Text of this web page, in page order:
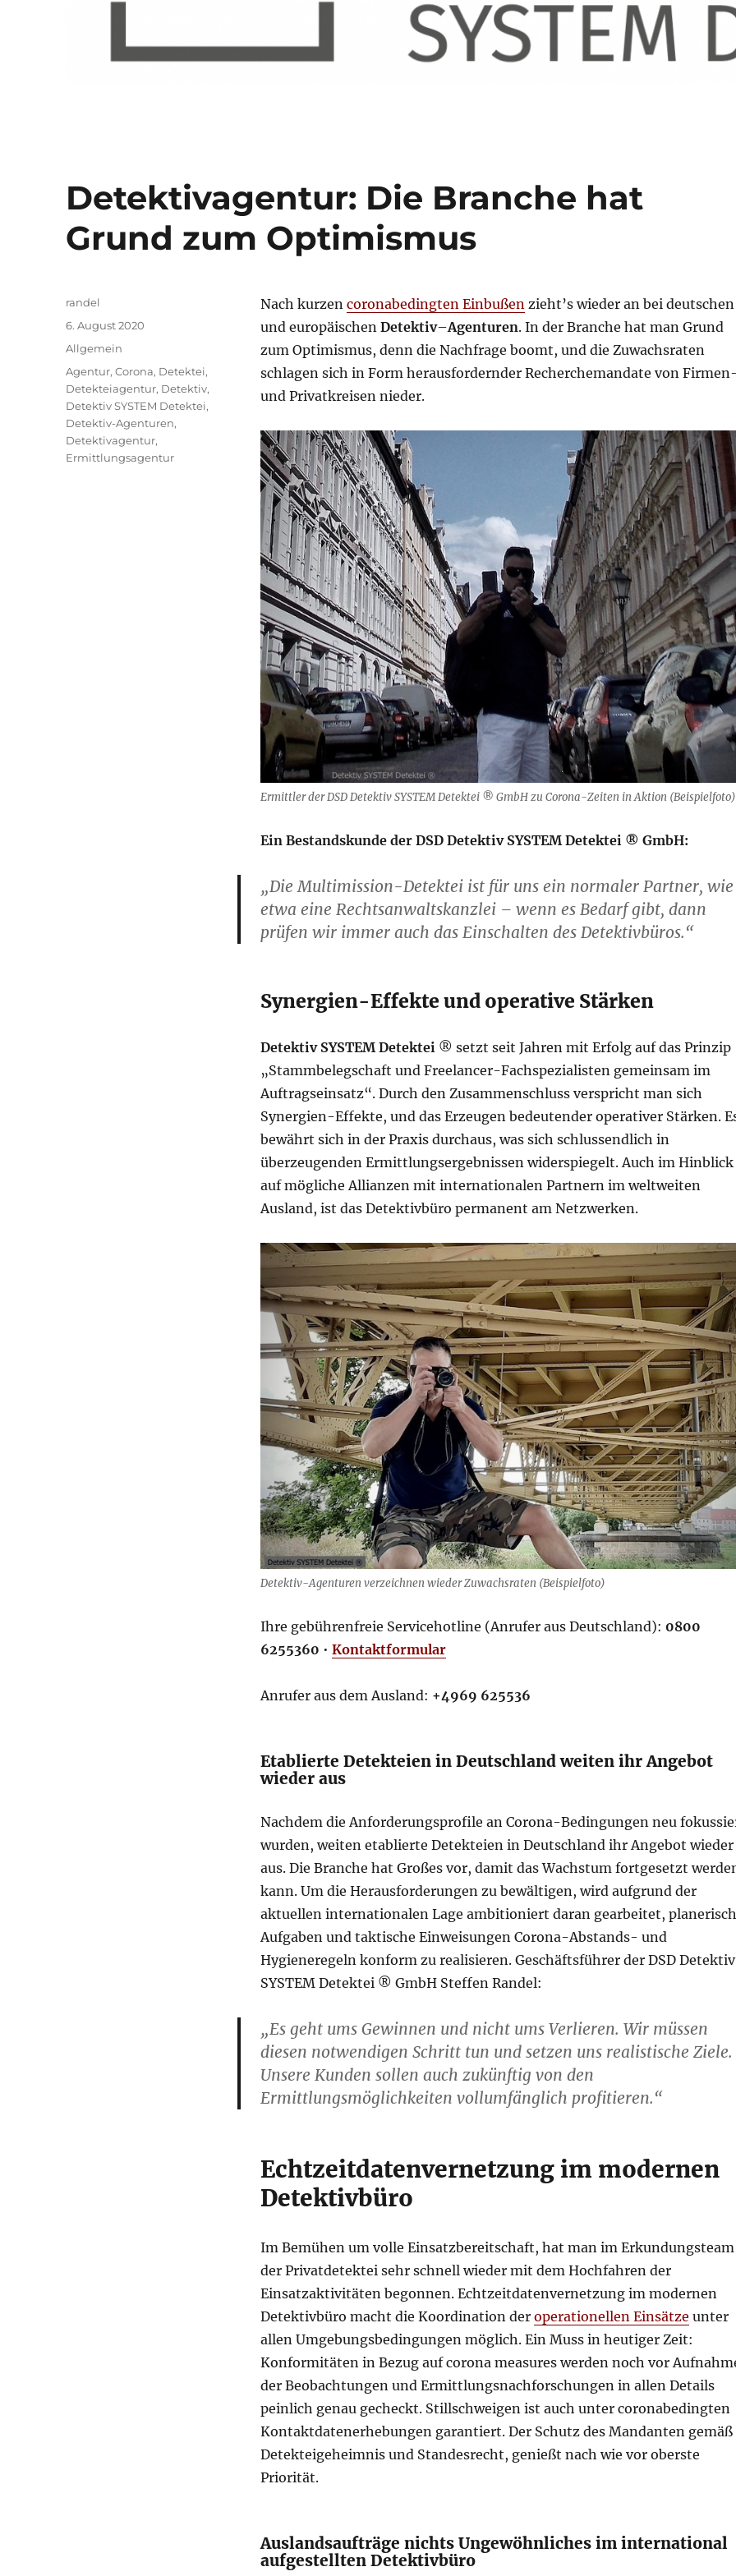
Detektivagentur: Die Branche hat
Grund zum Optimismus
Nach kurzen coronabedingten Einbußen zieht’s wieder an bei deutschen
und europäischen Detektiv–Agenturen. In der Branche hat man Grund
zum Optimismus, denn die Nachfrage boomt, und die Zuwachsraten
schlagen sich in Form herausfordernder Recherchemandate von
und Privatkreisen nieder.
Ermittler der DSD Detektiv SYSTEM Detektei ® GmbH zu Corona-Zeiten in Aktion (Beispielfoto)
Ein Bestandskunde der DSD Detektiv SYSTEM Detektei ® GmbH:
„Die Multimission-Detektei ist für uns ein normaler Partner, wie
etwa eine Rechtsanwaltskanzlei – wenn es Bedarf gibt, dann
prüfen wir immer auch das Einschalten des Detektivbüros.“
Synergien-Effekte und operative Stärken
Detektiv SYSTEM Detektei ® setzt seit Jahren mit Erfolg auf das Prinzip
„Stammbelegschaft und Freelancer-Fachspezialisten gemeinsam im
Auftragseinsatz“. Durch den Zusammenschluss verspricht man sich
Synergien-Effekte, und das Erzeugen bedeutender operativer Stärken.
bewährt sich in der Praxis durchaus, was sich schlussendlich in
überzeugenden Ermittlungsergebnissen widerspiegelt. Auch im Hinblick
auf mögliche Allianzen mit internationalen Partnern im weltweiten
Ausland, ist das Detektivbüro permanent am Netzwerken.
Detektiv-Agenturen verzeichnen wieder Zuwachsraten (Beispielfoto)
Ihre gebührenfreie Servicehotline (Anrufer aus Deutschland): 0800
6255360 • Kontaktformular
Anrufer aus dem Ausland: +4969 625536
Etablierte Detekteien in Deutschland weiten ihr Angebot
wieder aus
Nachdem die Anforderungsprofile an Corona-Bedingungen neu
wurden, weiten etablierte Detekteien in Deutschland ihr Angebot wieder
aus. Die Branche hat Großes vor, damit das Wachstum fortgesetzt
kann. Um die Herausforderungen zu bewältigen, wird aufgrund der
aktuellen internationalen Lage ambitioniert daran gearbeitet,
Aufgaben und taktische Einweisungen Corona-Abstands- und
Hygieneregeln konform zu realisieren. Geschäftsführer der DSD Detektiv
SYSTEM Detektei ® GmbH Steffen Randel:
„Es geht ums Gewinnen und nicht ums Verlieren. Wir müssen
diesen notwendigen Schritt tun und setzen uns realistische Ziele.
Unsere Kunden sollen auch zukünftig von den
Ermittlungsmöglichkeiten vollumfänglich profitieren.“
Echtzeitdatenvernetzung im modernen
Detektivbüro
Im Bemühen um volle Einsatzbereitschaft, hat man im Erkundungsteam
der Privatdetektei sehr schnell wieder mit dem Hochfahren der
Einsatzaktivitäten begonnen. Echtzeitdatenvernetzung im modernen
Detektivbüro macht die Koordination der operationellen Einsätze unter
allen Umgebungsbedingungen möglich. Ein Muss in heutiger Zeit:
Konformitäten in Bezug auf corona measures werden noch vor
der Beobachtungen und Ermittlungsnachforschungen in allen Details
peinlich genau gecheckt. Stillschweigen ist auch unter coronabedingten
Kontaktdatenerhebungen garantiert. Der Schutz des Mandanten gemäß
Detekteigeheimnis und Standesrecht, genießt nach wie vor oberste
Priorität.
Auslandsaufträge nichts Ungewöhnliches im international
aufgestellten Detektivbüro
Autor
randel
Veröffentlicht
am
6. August 2020
Kategorien
Allgemein
Schlagwörter
Agentur,Corona, Detektei,
Detekteiagentur, Detektiv,
Detektiv SYSTEM Detektei,
Detektiv-Agenturen,
Detektivagentur,
Ermittlungsagentur